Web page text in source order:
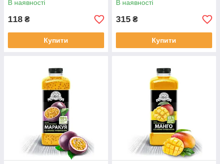
В наявності
118 ₴
Купити
В наявності
315 ₴
Купити